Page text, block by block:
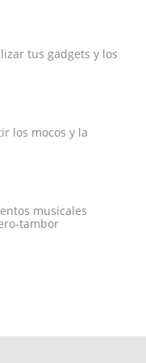
tus gadgets y los
los mocos y la
musicales
tambor